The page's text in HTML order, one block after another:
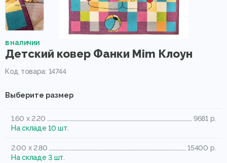
в наличии
Детский ковер Фанки Mim Клоун
Код товара: 14744
Выберите размер
1.60 x 2.20
9681 р.
На складе 10 шт.
2.00 x 2.80
15400 р.
На складе 3 шт.